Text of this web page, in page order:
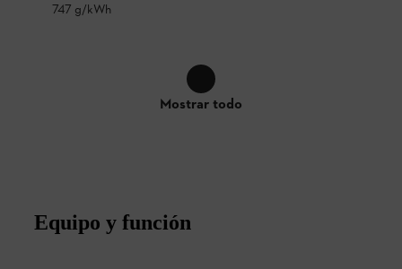
747 g/kWh
Mostrar todo
Equipo y función